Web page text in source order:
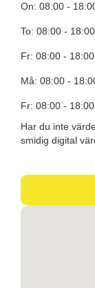
On: 08:00 -
To: 08:00 - 18:00
Fr: 08:00 - 18:00
Må: 08:00 -
Fr: 08:00 - 18:00
Har du inte
smidig digital